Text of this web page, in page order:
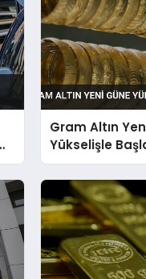
Gram Altın
Yükselişle